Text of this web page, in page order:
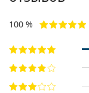
100 %